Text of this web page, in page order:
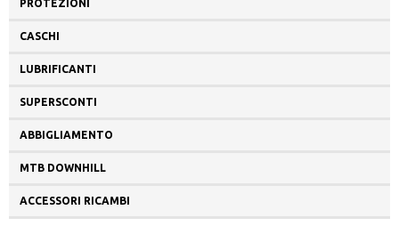
PROTEZIONI
CASCHI
LUBRIFICANTI
SUPERSCONTI
ABBIGLIAMENTO
MTB DOWNHILL
ACCESSORI RICAMBI